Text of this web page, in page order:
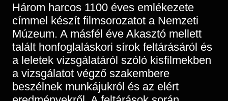
Központi Könyvtár
Három harcos 1100 éves emlékezete
címmel készít filmsorozatot a Nemzeti
Múzeum. A másfél éve Akasztó mellett
talált honfoglaláskori sírok feltárásáról és
a leletek vizsgálatáról szóló kisfilmekben
a vizsgálatot végző szakembere
beszélnek munkájukról és az elért